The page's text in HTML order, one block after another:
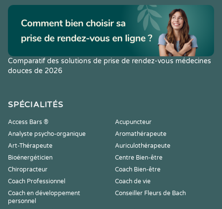
Comparatif des solutions de prise de rendez-vous médecines
douces de 2026
SPÉCIALITÉS
Access Bars ®
Acupuncteur
Analyste psycho-organique
Aromathérapeute
Art-Thérapeute
Auriculothérapeute
Bioénergéticien
Centre Bien-être
Chiropracteur
Coach Bien-être
Coach Professionnel
Coach de vie
Coach en développement
personnel
Conseiller Fleurs de Bach